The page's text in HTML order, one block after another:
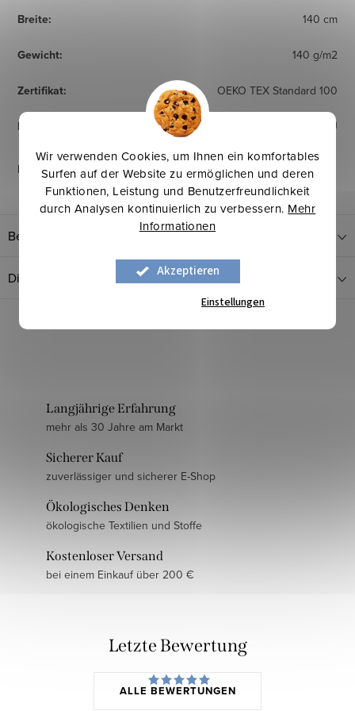
Wir verwenden Cookies, um Ihnen ein komfortables
Surfen auf der Website zu ermöglichen und deren
Funktionen, Leistung und Benutzerfreundlichkeit
durch Analysen kontinuierlich zu verbessern. Mehr
Informationen
Akzeptieren
Einstellungen
Breite: 140 cm
Gewicht: 140 g/m2
Zertifikat: OEKO TEX Standard 100
Herkunftsland EU
Pflegehinweise:
Bewertung
Diskussion
Langjährige Erfahrung
mehr als 30 Jahre am Markt
Sicherer Kauf
zuverlässiger und sicherer E-Shop
Ökologisches Denken
ökologische Textilien und Stoffe
Kostenloser Versand
bei einem Einkauf über 200 €
Letzte Bewertung
ALLE BEWERTUNGEN